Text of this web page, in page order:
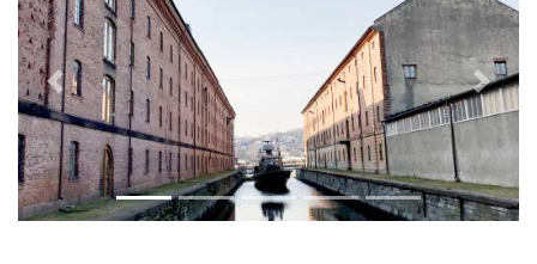
Forrige